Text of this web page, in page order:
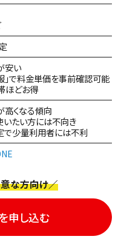
安い
」で料金単価を事前確認可能
ほどお得
高くなる傾向
いたい方には不向き
で少量利用者には不利
な方向け／
申し込む